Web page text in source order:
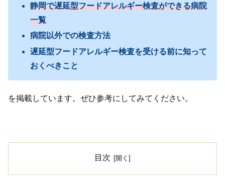
静岡で遅延型フードアレルギー検査ができる病院
一覧
病院以外での検査方法
遅延型フードアレルギー検査を受ける前に知って
おくべきこと
を掲載しています。ぜひ参考にしてみてください。
目次